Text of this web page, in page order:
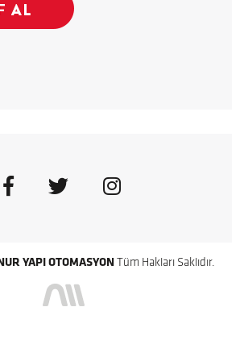
YAPI OTOMASYON Tüm Hakları Saklıdır.